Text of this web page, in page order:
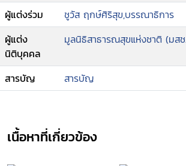
ผู้แต่งร่วม
ชูวัส ฤกษ์ศิริสุข,บรรณาธิการ
ผู้แต่ง
นิติบุคคล
มูลนิธิสาธารณสุขแห่งชาติ (มส
สารบัญ สารบัญ
เนื้อหาที่เกี่ยวข้อง